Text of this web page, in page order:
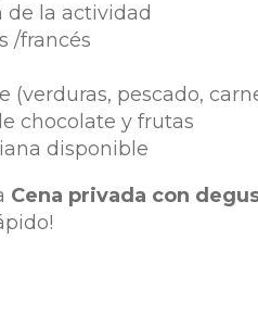
de la actividad
/francés
(verduras, pescado,
chocolate y frutas
disponible
Cena privada con